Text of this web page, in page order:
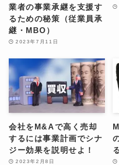
業者の事業承継を支援す
るための秘策（従業員承
継・MBO）
2023年7月11日
会社をM&Aで高く売却
するには事業計画でシナ
ジー効果を説明せよ！
2023年2月8日